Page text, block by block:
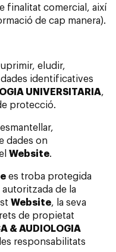
finalitat comercial, així
de cap manera).
eludir,
identificatives
UNIVERSITARIA,
protecció.
dades on
Website.
es troba protegida
de la
Website, la seva
de propietat
& AUDIOLOGIA
responsabilitats